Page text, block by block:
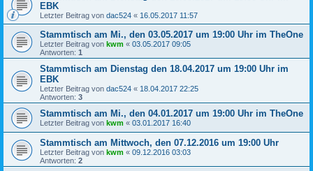
EBK
Letzter Beitrag von dac524 « 16.05.2017 11:57
Stammtisch am Mi., den 03.05.2017 um 19:00 Uhr im TheOne
Letzter Beitrag von kwm « 03.05.2017 09:05
Antworten: 1
Stammtisch am Dienstag den 18.04.2017 um 19:00 Uhr im
EBK
Letzter Beitrag von dac524 « 18.04.2017 22:25
Antworten: 3
Stammtisch am Mi., den 04.01.2017 um 19:00 Uhr im TheOne
Letzter Beitrag von kwm « 03.01.2017 16:40
Stammtisch am Mittwoch, den 07.12.2016 um 19:00 Uhr
Letzter Beitrag von kwm « 09.12.2016 03:03
Antworten: 2